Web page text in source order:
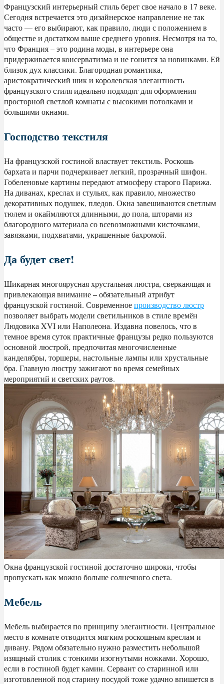
Французский интерьерный стиль берет свое начало в 17 веке.
Сегодня встречается это дизайнерское направление не так
часто — его выбирают, как правило, люди с положением в
обществе и достатком выше среднего уровня. Несмотря на то,
что Франция – это родина моды, в интерьере она
придерживается консерватизма и не гонится за новинками. Ей
близок дух классики. Благородная романтика,
аристократический шик и королевская элегантность
французского стиля идеально подходят для оформления
просторной светлой комнаты с высокими потолками и
большими окнами.
Господство текстиля
На французской гостиной властвует текстиль. Роскошь
бархата и парчи подчеркивает легкий, прозрачный шифон.
Гобеленовые картины передают атмосферу старого Парижа.
На диванах, креслах и стульях, как правило, множество
декоративных подушек, пледов. Окна завешиваются светлым
тюлем и окаймляются длинными, до пола, шторами из
благородного материала со всевозможными кисточками,
завязками, подхватами, украшенные бахромой.
Да будет свет!
Шикарная многоярусная хрустальная люстра, сверкающая и
привлекающая внимание – обязательный атрибут
французской гостиной. Современноепроизводство люстр
позволяет выбрать модели светильников в стиле времён
Людовика XVI или Наполеона. Издавна повелось, что в
темное время суток практичные французы редко пользуются
основной люстрой, предпочитая многочисленные
канделябры, торшеры, настольные лампы или хрустальные
бра. Главную люстру зажигают во время семейных
мероприятий и светских раутов.
Окна французской гостиной достаточно широки, чтобы
пропускать как можно больше солнечного света.
Мебель
Мебель выбирается по принципу элегантности. Центральное
место в комнате отводится мягким роскошным креслам и
дивану. Рядом обязательно нужно разместить небольшой
изящный столик с тонкими изогнутыми ножками. Хорошо,
если в гостиной будет камин. Сервант со старинной или
изготовленной под старину посудой тоже удачно впишется в